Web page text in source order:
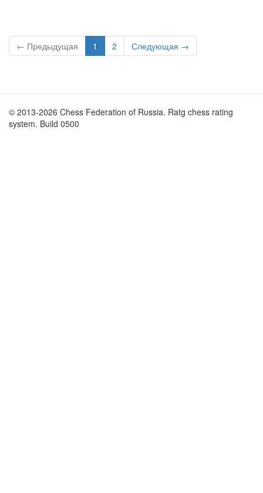
← Предыдущая 1 2 Следующая →
© 2013-2026 Chess Federation of Russia. Ratg chess rating
system. Build 0500